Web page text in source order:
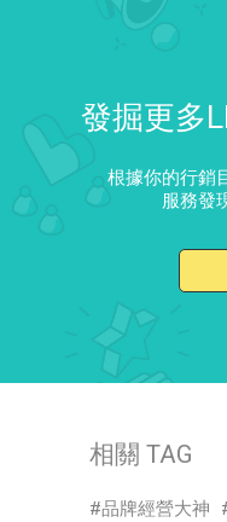
發掘更多
根據你的行銷
服務發
相關 TAG
品牌經營大神